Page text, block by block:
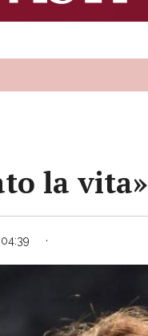
la vita»